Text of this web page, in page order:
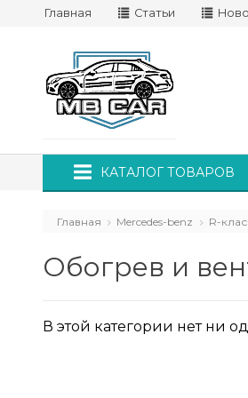
Главная Статьи
КАТАЛОГ ТОВАРОВ
Главная Mercedes-benz R-
Обогрев и
В этой категории нет ни